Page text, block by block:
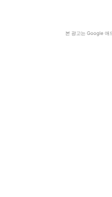
본 광고는 Google 애